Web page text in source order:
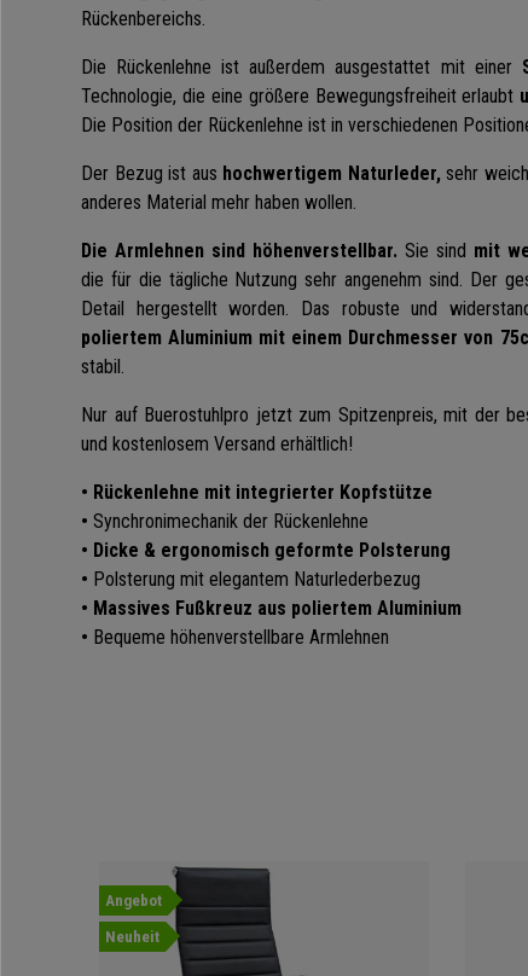
Rückenbereichs.
Die Rückenlehne ist außerdem ausgestattet mit einer
Technologie, die eine größere Bewegungsfreiheit erlaubt
Die Position der Rückenlehne ist in verschiedenen
Der Bezug ist aus hochwertigem Naturleder,sehr
anderes Material mehr haben wollen.
Die Armlehnen sind höhenverstellbar. Sie sind mit
die für die tägliche Nutzung sehr angenehm sind. Der
Detail hergestellt worden. Das robuste und
poliertem Aluminium mit einem Durchmesser von
stabil.
Nur auf Buerostuhlpro jetzt zum Spitzenpreis, mit der
und kostenlosem Versand erhältlich!
• Rückenlehne mit integrierter Kopfstütze
• Synchronimechanik der Rückenlehne
• Dicke & ergonomisch geformte Polsterung
• Polsterung mit elegantem Naturlederbezug
• Massives Fußkreuz aus poliertem Aluminium
• Bequeme höhenverstellbare Armlehnen
Angebot
Neuheit